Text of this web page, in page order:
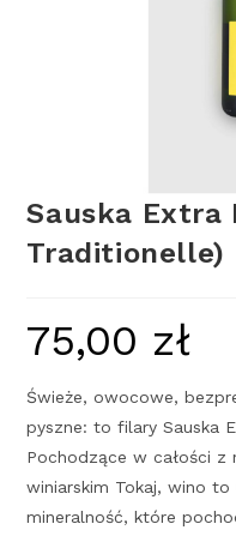
Sauska Extra
Traditionelle)
75,00 zł
Świeże, owocowe,
pyszne: to filary Sauska
Pochodzące w całości z
winiarskim Tokaj, wino
mineralność, które